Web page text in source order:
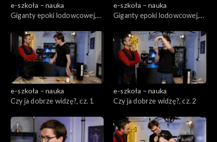
e-szkoła – nauka
Giganty epoki lodowcowej,
e-szkoła – nauka
Giganty epoki lodowcowej,
e-szkoła – nauka
Czy ja dobrze widzę?, cz. 1
e-szkoła – nauka
Czy ja dobrze widzę?, cz. 2